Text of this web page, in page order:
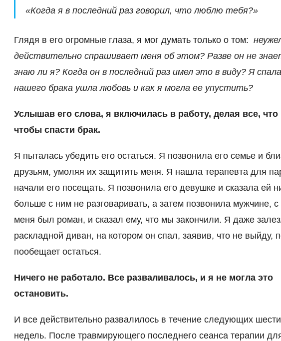
«Когда я в последний раз говорил, что люблю тебя?»
Глядя в его огромные глаза, я мог думать только о том:
действительно спрашивает меня об этом? Разве он не
знаю ли я? Когда он в последний раз имел это в виду? Я
нашего брака ушла любовь и как я могла ее упустить?
Услышав его слова, я включилась в работу, делая все, что
чтобы спасти брак.
Я пыталась убедить его остаться. Я позвонила его семье и
друзьям, умоляя их защитить меня. Я нашла терапевта для
начали его посещать. Я позвонила его девушке и сказала ей
больше с ним не разговаривать, а затем позвонила мужчине,
меня был роман, и сказал ему, что мы закончили. Я даже
раскладной диван, на котором он спал, заявив, что не выйду,
пообещает остаться.
Ничего не работало. Все разваливалось, и я не могла это
остановить.
И все действительно развалилось в течение следующих шести
недель. После травмирующего последнего сеанса терапии